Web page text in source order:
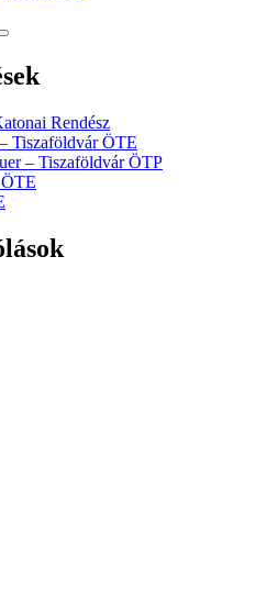
Rendész
Tiszaföldvár ÖTE
– Tiszaföldvár ÖTP